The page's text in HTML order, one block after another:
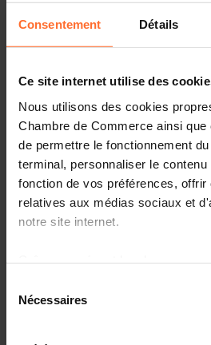
Consentement Détails
Ce site internet utilise des
Nous utilisons des cookies
Chambre de Commerce ainsi
de permettre le fonctionnement
terminal, personnaliser le
fonction de vos préférences, offrir
relatives aux médias sociaux et
notre site internet.
à l’exception des cookies
fonctionnement du site. Une
cookies est accessible sous
Nécessaires
will play a key role in
under the AI Act and will